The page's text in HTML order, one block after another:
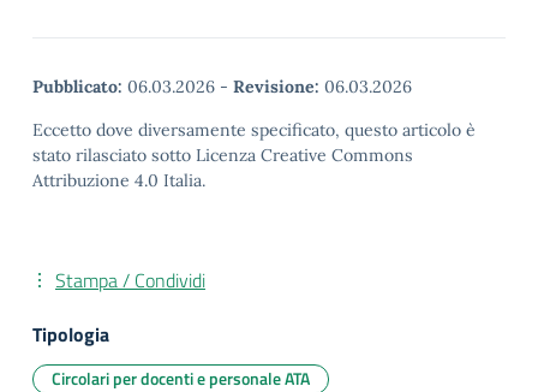
Pubblicato: 06.03.2026 - Revisione: 06.03.2026
Eccetto dove diversamente specificato, questo articolo è
stato rilasciato sotto Licenza Creative Commons
Attribuzione 4.0 Italia.
Stampa / Condividi
Tipologia
Circolari per docenti e personale ATA